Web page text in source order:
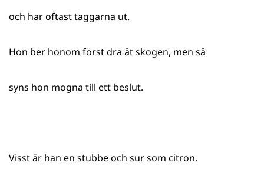
och har oftast taggarna ut.
Hon ber honom först dra åt skogen, men så
syns hon mogna till ett beslut.
Visst är han en stubbe och sur som citron.